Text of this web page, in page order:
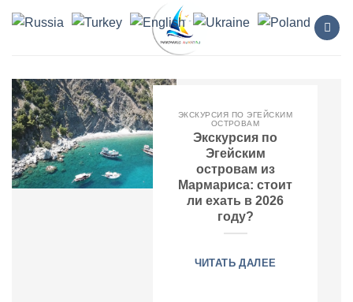
ЭКСКУРСИЯ ПО ЭГЕЙСКИМ
ОСТРОВАМ
Экскурсия по
Эгейским
островам из
Мармариса: стоит
ли ехать в 2026
году?
ЧИТАТЬ ДАЛЕЕ